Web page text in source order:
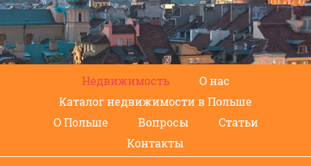
Недвижимость
О нас
Каталог недвижимости в Польше
О Польше
Вопросы
Статьи
Контакты